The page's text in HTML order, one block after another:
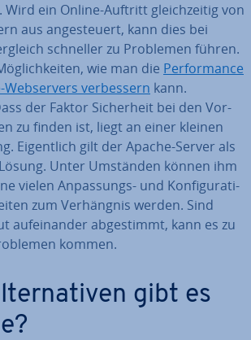
Wird ein Online-Auftritt gleich­zei­tig von
aus an­ge­steu­ert, kann dies bei
schneller zu Problemen führen.
wie man die Per­for­mance
Web­ser­vers ver­bes­sern kann.
der Faktor Si­cher­heit bei den Vor-
zu finden ist, liegt an einer kleinen
Ei­gent­lich gilt der Apache-Server als
Unter Umständen können ihm
vielen An­pas­sungs- und Kon­fi­gu­ra­ti­
zum Ver­häng­nis werden. Sind
auf­ein­an­der ab­ge­stimmt, kann es zu
kommen.
gibt es